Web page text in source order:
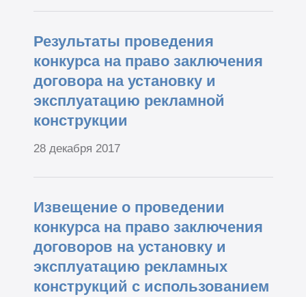
Результаты проведения
конкурса на право заключения
договора на установку и
эксплуатацию рекламной
конструкции
28 декабря 2017
Извещение о проведении
конкурса на право заключения
договоров на установку и
эксплуатацию рекламных
конструкций с использованием